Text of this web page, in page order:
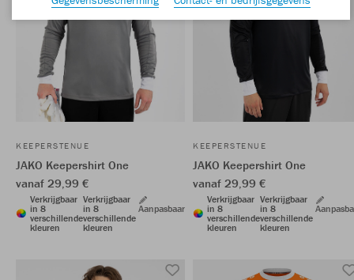
KEEPERSTENUE
JAKO Keepershirt One
vanaf 29,99 €
Verkrijgbaar
in 8
verschillende
kleuren
Verkrijgbaar
in 8
verschillende
kleuren
Aanpasbaar
KEEPERSTENUE
JAKO Keepershirt One
vanaf 29,99 €
Verkrijgbaar
in 8
verschillende
kleuren
Verkrijgbaar
in 8
verschillende
kleuren